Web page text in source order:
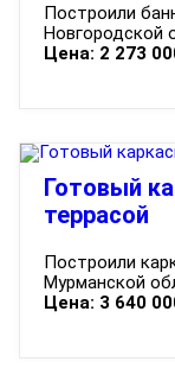
Построили
Новгородской
Цена: 2 273
Готовый
террасой
Построили
Мурманской
Цена: 3 640